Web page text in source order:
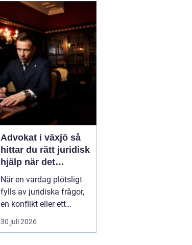
geometri. Profilerna
används som tätningar,
lister, s...
Advokat i växjö så
hittar du rätt juridisk
hjälp när det
verkligen gäller
När en vardag plötsligt
fylls av juridiska frågor,
en konflikt eller ett
myndighetsbeslut som
känns övermäktigt,
30 juli 2026